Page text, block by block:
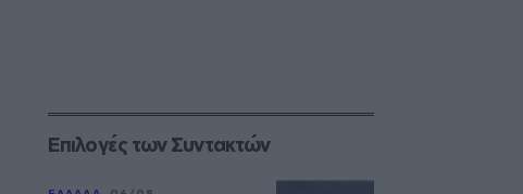
Επιλογές των Συντακτών